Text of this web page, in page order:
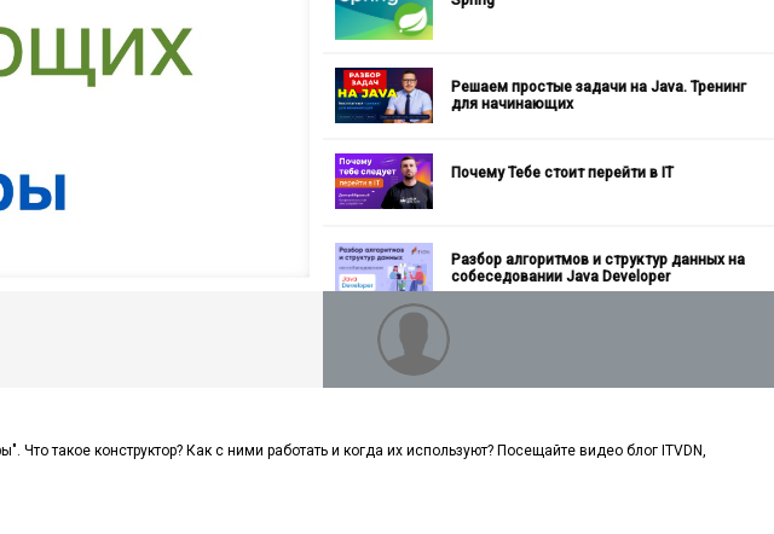
Решаем простые задачи на Java. Тренинг
для начинающих
Почему Тебе стоит перейти в IT
Разбор алгоритмов и структур данных на
собеседовании Java Developer
разработчиком с нуля
такое конструктор? Как с ними работать и когда их используют? Посещайте видео блог ITVDN,